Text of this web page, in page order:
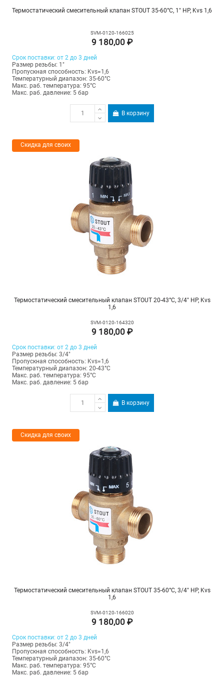
Термостатический смесительный клапан STOUT 35-60°C, 1" НР, Kvs 1,6
SVM-0120-166025
9 180,00 ₽
Срок поставки: от 2 до 3 дней
Размер резьбы: 1"
Пропускная способность: Kvs=1,6
Температурный диапазон: 35-60°С
Макс. раб. температура: 95°C
Макс. раб. давление: 5 бар
В корзину
Скидка для своих
Термостатический смесительный клапан STOUT 20-43°C, 3/4" НР, Kvs
1,6
SVM-0120-164320
9 180,00 ₽
Срок поставки: от 2 до 3 дней
Размер резьбы: 3/4"
Пропускная способность: Kvs=1,6
Температурный диапазон: 20-43°С
Макс. раб. температура: 95°C
Макс. раб. давление: 5 бар
В корзину
Скидка для своих
Термостатический смесительный клапан STOUT 35-60°C, 3/4" НР, Kvs
1,6
SVM-0120-166020
9 180,00 ₽
Срок поставки: от 2 до 3 дней
Размер резьбы: 3/4"
Пропускная способность: Kvs=1,6
Температурный диапазон: 35-60°С
Макс. раб. температура: 95°C
Макс. раб. давление: 5 бар